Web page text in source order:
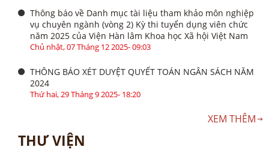
Thông báo về Danh mục tài liệu tham khảo môn nghiệp
vụ chuyên ngành (vòng 2) Kỳ thi tuyển dụng viên chức
năm 2025 của Viện Hàn lâm Khoa học Xã hội Việt Nam
Chủ nhật, 07 Tháng 12 2025- 09:03
THÔNG BÁO XÉT DUYỆT QUYẾT TOÁN NGÂN SÁCH NĂM
2024
Thứ hai, 29 Tháng 9 2025- 18:20
XEM THÊM
THƯ VIỆN